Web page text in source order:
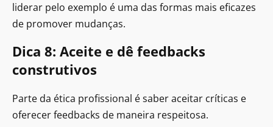
liderar pelo exemplo é uma das formas mais eficazes
de promover mudanças.
Dica 8: Aceite e dê feedbacks
construtivos
Parte da ética profissional é saber aceitar críticas e
oferecer feedbacks de maneira respeitosa.